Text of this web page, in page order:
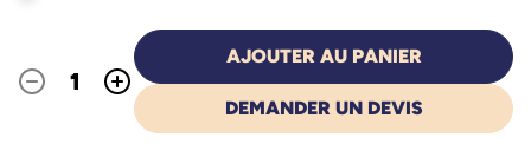
Quantité
- +
AJOUTER AU PANIER
DEMANDER UN DEVIS